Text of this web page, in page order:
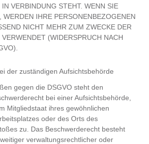
VERBINDUNG STEHT. WENN SIE
WERDEN IHRE PERSONENBEZOGENEN
NICHT MEHR ZUM ZWECKE DER
(WIDERSPRUCH NACH
der zuständigen Aufsichtsbehörde
gegen die DSGVO steht den
bei einer Aufsichtsbehörde,
Mitgliedstaat ihres gewöhnlichen
oder des Orts des
zu. Das Beschwerderecht besteht
verwaltungsrechtlicher oder